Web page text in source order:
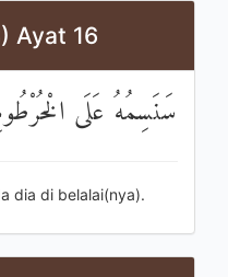
Ayat 16
سَنَسِمُهُ عَلَى
dia di belalai(nya).